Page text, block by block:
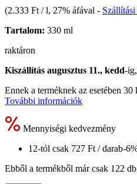
(2.333 Ft / l, 27% áfával -
Tartalom: 330 ml
raktáron
Kiszállítás augusztus 11., kedd-
Ennek a terméknek az esetében
További információk
Mennyiségi kedvezmény
12-tól csak 727 Ft / darab-
Ebből a termékből már csak 122